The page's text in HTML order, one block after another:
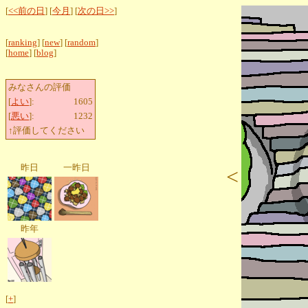
[<<前の日 ] [今月 ] [次の日>>]
[ranking] [new] [random]
[home] [blog]
みなさんの評価
[よい]:
1605
[悪い]:
1232
↑評価してください
昨日 一昨日
昨年
[+]
<